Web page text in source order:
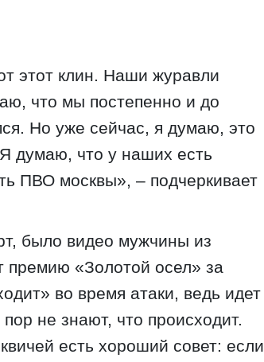
этот клин. Наши журавли
что мы постепенно и до
Но уже сейчас, я думаю, это
думаю, что у наших есть
ПВО москвы», – подчеркивает
было видео мужчины из
премию «Золотой осел» за
во время атаки, ведь идет
не знают, что происходит.
есть хороший совет: если